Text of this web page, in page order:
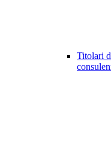
Titolari